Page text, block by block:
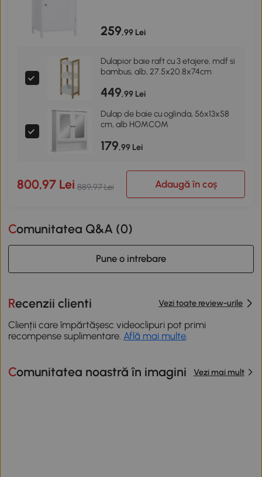
259,99 Lei
Dulapior baie raft cu 3 etajere, mdf si
bambus, alb, 27.5x20.8x74cm
449,99 Lei
Dulap de baie cu oglinda, 56x13x58
cm, alb HOMCOM
179,99 Lei
800,97 Lei 889,97 Lei Adaugă în coș
Comunitatea Q&A (0)
Pune o intrebare
Recenzii clienti Vezi toate review-urile
Clienții care împărtășesc videoclipuri pot primi
recompense suplimentare. Află mai multe.
Comunitatea noastră în imagini Vezi mai mult